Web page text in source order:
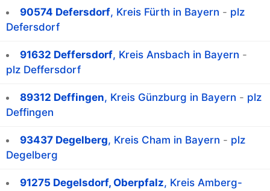
90574 Defersdorf, Kreis Fürth in Bayern - plz
Defersdorf
91632 Deffersdorf, Kreis Ansbach in Bayern -
plz Deffersdorf
89312 Deffingen, Kreis Günzburg in Bayern - plz
Deffingen
93437 Degelberg, Kreis Cham in Bayern - plz
Degelberg
91275 Degelsdorf, Oberpfalz, Kreis Amberg-